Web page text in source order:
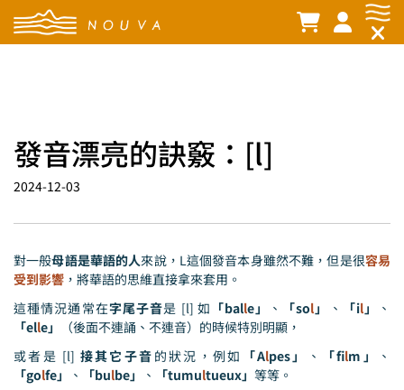
發音漂亮的訣竅：[l]
2024-12-03
對一般母語是華語的人來說，L這個發音本身雖然不難，但是很容易
受到影響 ，將華語的思維直接拿來套用。
這種情況通常在字尾子音是 [l] 如 「balle」 、 「sol」 、 「il」
、
「elle」
（後面不連誦、不連音）的時候特別明顯，
或者是 [l] 接其它子音 的狀況，例如 「Alpes」 、 「film」
、
「golfe」 、 「bulbe」 、 「tumultueux」 等等。